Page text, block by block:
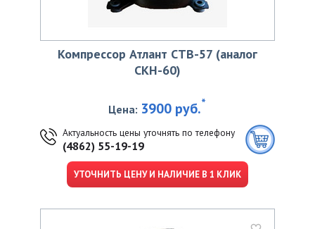
Компрессор Атлант СТВ-57 (аналог
СКН-60)
Цена: 3900 руб.*
Актуальность цены уточнять по телефону
(4862) 55-19-19
УТОЧНИТЬ ЦЕНУ И НАЛИЧИЕ В 1 КЛИК